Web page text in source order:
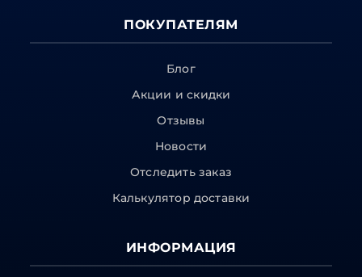
ПОКУПАТЕЛЯМ
Блог
Акции и скидки
Отзывы
Новости
Отследить заказ
Калькулятор доставки
ИНФОРМАЦИЯ